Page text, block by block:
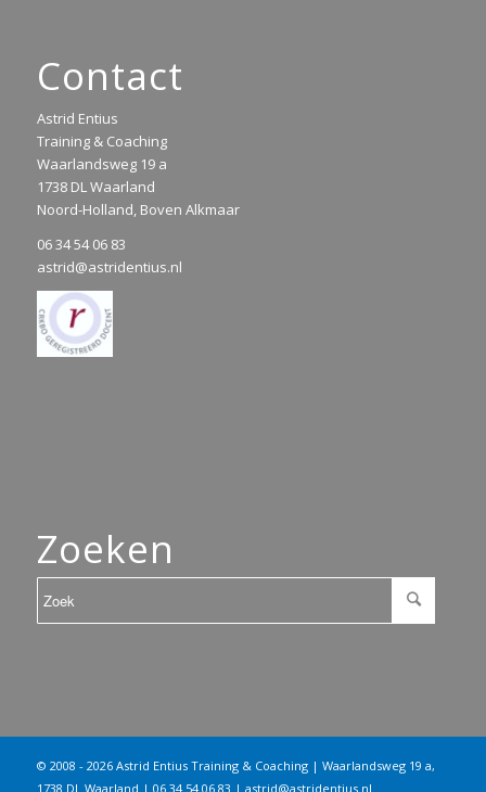
Contact
Astrid Entius
Training & Coaching
Waarlandsweg 19 a
1738 DL Waarland
Noord-Holland, Boven Alkmaar
06 34 54 06 83
astrid@astridentius.nl
Zoeken
© 2008 - 2026 Astrid Entius Training & Coaching | Waarlandsweg 19 a,
1738 DL Waarland | 06 34 54 06 83 | astrid@astridentius.nl